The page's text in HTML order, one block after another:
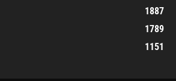
1887
1789
1151